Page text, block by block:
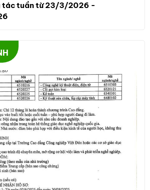
tác tuần từ 23/3/2026 -